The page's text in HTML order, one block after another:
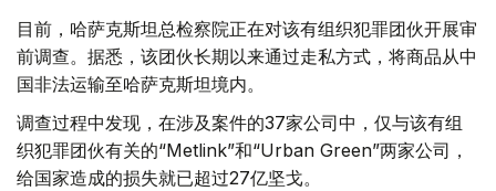
目前，哈萨克斯坦总检察院正在对该有组织犯罪团伙开展审
前调查。据悉，该团伙长期以来通过走私方式，将商品从中
国非法运输至哈萨克斯坦境内。
调查过程中发现，在涉及案件的37家公司中，仅与该有组
织犯罪团伙有关的“Metlink”和“Urban Green”两家公司，
给国家造成的损失就已超过27亿坚戈。